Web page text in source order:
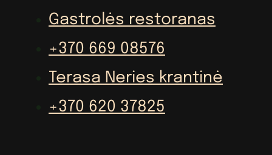
Gastrolės restoranas
+370 669 08576
Terasa Neries krantinė
+370 620 37825